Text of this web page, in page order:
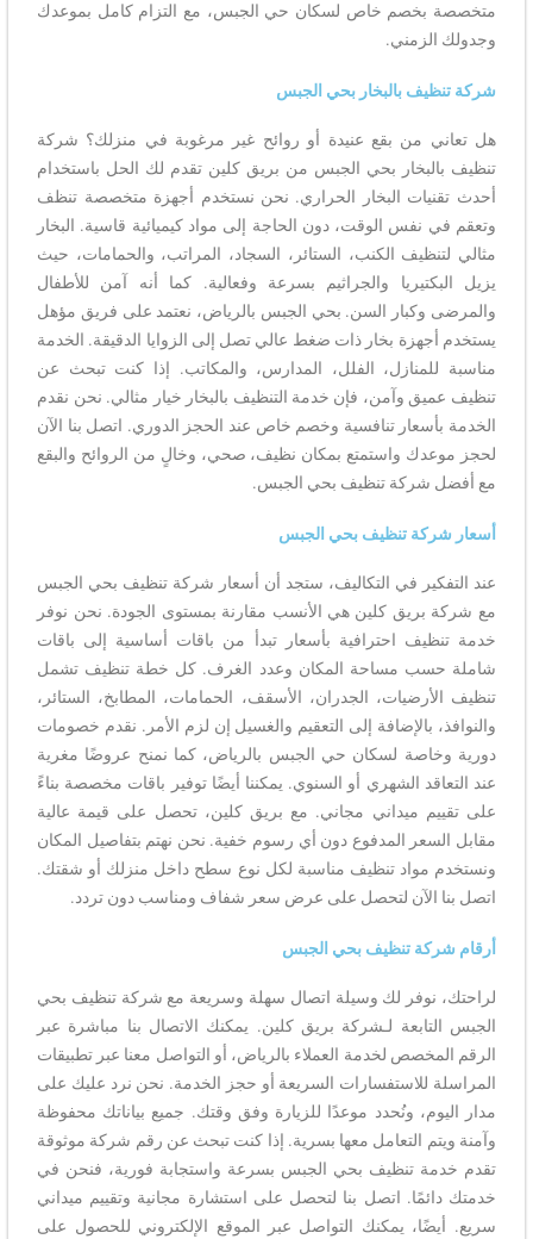
متخصصة بخصم خاص لسكان حي الجبس، مع التزام كامل بموعدك
وجدولك الزمني.
شركة تنظيف بالبخار بحي الجبس
هل تعاني من بقع عنيدة أو روائح غير مرغوبة في منزلك؟ شركة
تنظيف بالبخار بحي الجبس من بريق كلين تقدم لك الحل باستخدام
أحدث تقنيات البخار الحراري. نحن نستخدم أجهزة متخصصة تنظف
وتعقم في نفس الوقت، دون الحاجة إلى مواد كيميائية قاسية. البخار
مثالي لتنظيف الكنب، الستائر، السجاد، المراتب، والحمامات، حيث
يزيل البكتيريا والجراثيم بسرعة وفعالية. كما أنه آمن للأطفال
والمرضى وكبار السن. بحي الجبس بالرياض، نعتمد على فريق مؤهل
يستخدم أجهزة بخار ذات ضغط عالي تصل إلى الزوايا الدقيقة. الخدمة
مناسبة للمنازل، الفلل، المدارس، والمكاتب. إذا كنت تبحث عن
تنظيف عميق وآمن، فإن خدمة التنظيف بالبخار خيار مثالي. نحن نقدم
الخدمة بأسعار تنافسية وخصم خاص عند الحجز الدوري. اتصل بنا الآن
لحجز موعدك واستمتع بمكان نظيف، صحي، وخالٍ من الروائح والبقع
مع أفضل شركة تنظيف بحي الجبس.
أسعار شركة تنظيف بحي الجبس
عند التفكير في التكاليف، ستجد أن أسعار شركة تنظيف بحي الجبس
مع شركة بريق كلين هي الأنسب مقارنة بمستوى الجودة. نحن نوفر
خدمة تنظيف احترافية بأسعار تبدأ من باقات أساسية إلى باقات
شاملة حسب مساحة المكان وعدد الغرف. كل خطة تنظيف تشمل
تنظيف الأرضيات، الجدران، الأسقف، الحمامات، المطابخ، الستائر،
والنوافذ، بالإضافة إلى التعقيم والغسيل إن لزم الأمر. نقدم خصومات
دورية وخاصة لسكان حي الجبس بالرياض، كما نمنح عروضًا مغرية
عند التعاقد الشهري أو السنوي. يمكننا أيضًا توفير باقات مخصصة بناءً
على تقييم ميداني مجاني. مع بريق كلين، تحصل على قيمة عالية
مقابل السعر المدفوع دون أي رسوم خفية. نحن نهتم بتفاصيل المكان
ونستخدم مواد تنظيف مناسبة لكل نوع سطح داخل منزلك أو شقتك.
اتصل بنا الآن لتحصل على عرض سعر شفاف ومناسب دون تردد.
أرقام شركة تنظيف بحي الجبس
لراحتك، نوفر لك وسيلة اتصال سهلة وسريعة مع شركة تنظيف بحي
الجبس التابعة لـشركة بريق كلين. يمكنك الاتصال بنا مباشرة عبر
الرقم المخصص لخدمة العملاء بالرياض، أو التواصل معنا عبر تطبيقات
المراسلة للاستفسارات السريعة أو حجز الخدمة. نحن نرد عليك على
مدار اليوم، ونُحدد موعدًا للزيارة وفق وقتك. جميع بياناتك محفوظة
وآمنة ويتم التعامل معها بسرية. إذا كنت تبحث عن رقم شركة موثوقة
تقدم خدمة تنظيف بحي الجبس بسرعة واستجابة فورية، فنحن في
خدمتك دائمًا. اتصل بنا لتحصل على استشارة مجانية وتقييم ميداني
سريع. أيضًا، يمكنك التواصل عبر الموقع الإلكتروني للحصول على